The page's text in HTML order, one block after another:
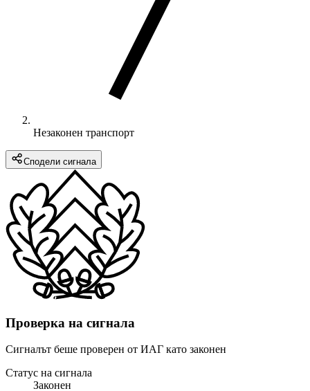
Незаконен транспорт
Сподели сигнала
Проверка на сигнала
Сигналът беше проверен от ИАГ като законен
Статус на сигнала
Законен